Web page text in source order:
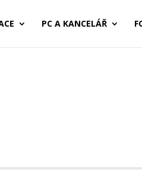
PC A KANCELÁŘ